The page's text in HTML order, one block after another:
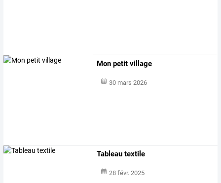
Mon petit village
30 mars 2026
Tableau textile
28 févr. 2025